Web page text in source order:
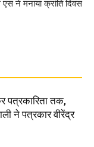
ने मनाया क्रांति दिवस
पत्रकारिता तक,
ने पत्रकार वीरेंद्र